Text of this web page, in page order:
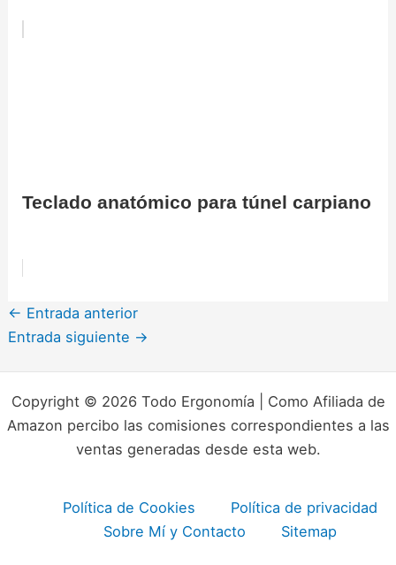
Teclado anatómico para túnel carpiano
← Entrada anterior
Entrada siguiente →
Copyright © 2026 Todo Ergonomía | Como Afiliada de
Amazon percibo las comisiones correspondientes a las
ventas generadas desde esta web.
Política de Cookies
Política de privacidad
Sobre Mí y Contacto
Sitemap